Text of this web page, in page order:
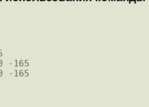
165